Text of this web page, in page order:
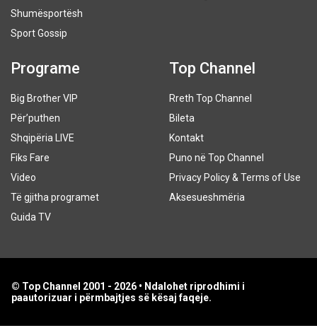
Shumësportësh
Sport Gossip
Programe
Big Brother VIP
Për’puthen
Shqipëria LIVE
Fiks Fare
Video
Të gjitha programet
Guida TV
Top Channel
Rreth Top Channel
Bileta
Kontakt
Puno në Top Channel
Privacy Policy & Terms of Use
Aksesueshmëria
© Top Channel 2001 - 2026 • Ndalohet riprodhimi i
paautorizuar i përmbajtjes së kësaj faqeje.